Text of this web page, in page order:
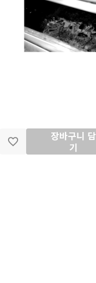
장바구니 담
기